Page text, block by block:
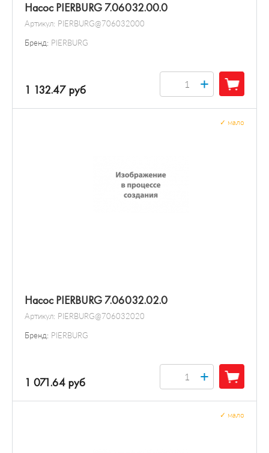
Насос PIERBURG 7.06032.00.0
Артикул: PIERBURG@706032000
Бренд: PIERBURG
1 132.47 руб +
Насос PIERBURG 7.06032.02.0
Артикул: PIERBURG@706032020
Бренд: PIERBURG
мало
1 071.64 руб +
мало